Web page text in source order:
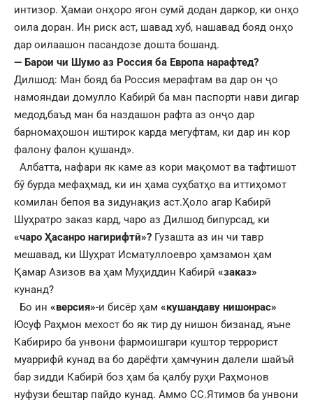
интизор. Ҳамаи онҳоро ягон сумӣ додан даркор, ки онҳо
оила доран. Ин риск аст, шавад хуб, нашавад бояд онҳо
дар оилаашон пасандозе дошта бошанд.
— Барои чи Шумо аз Россия ба Европа нарафтед?
Дилшод: Ман бояд ба Россия мерафтам ва дар он ҷо
намояндаи домулло Кабирӣ ба ман паспорти нави дигар
медод,баъд ман ба наздашон рафта аз онҷо дар
барномаҳошон иштирок карда мегуфтам, ки дар ин кор
фалону фалон қушанд».
Албатта, нафари як каме аз кори мақомот ва тафтишот
бӯ бурда мефаҳмад, ки ин ҳама суҳбатҳо ва иттиҳомот
комилан бепоя ва зидунақиз аст.Ҳоло агар Кабирӣ
Шуҳратро заказ кард, чаро аз Дилшод бипурсад, ки
«чаро Ҳасанро нагирифтӣ»? Гузашта аз ин чи тавр
мешавад, ки Шуҳрат Исматуллоевро ҳамзамон ҳам
Қамар Азизов ва ҳам Муҳиддин Кабирӣ «заказ»
кунанд?
Бо ин «версия»-и бисёр ҳам «кушандаву нишонрас»
Юсуф Раҳмон мехост бо як тир ду нишон бизанад, яъне
Кабириро ба унвони фармоишгари куштор террорист
муаррифӣ кунад ва бо дарёфти ҳамчунин далели шайъӣ
бар зидди Кабирӣ боз ҳам ба қалбу руҳи Раҳмонов
нуфузи бештар пайдо кунад. Аммо СС.Ятимов ба унвони